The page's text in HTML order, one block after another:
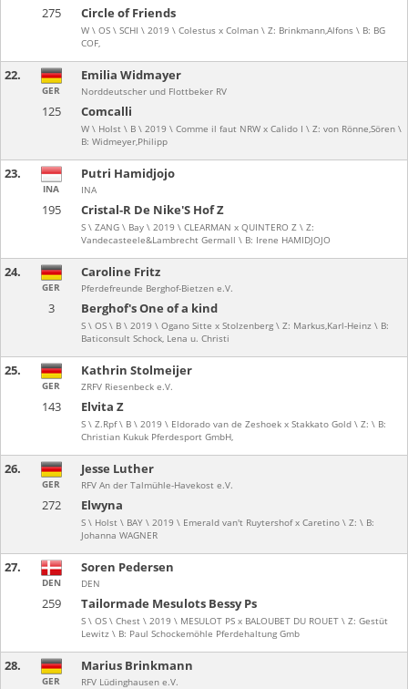
275 Circle of Friends
W \ OS \ SCHI \ 2019 \ Colestus x Colman \ Z: Brinkmann,Alfons \ B: BG
COF,
22.
125 Comcalli
W \ Holst \ B \ 2019 \ Comme il faut NRW x Calido I \ Z: von Rönne,Sören \
B: Widmeyer,Philipp
GER
Emilia Widmayer
Norddeutscher und Flottbeker RV
23.
195 Cristal-R De Nike'S Hof Z
S \ ZANG \ Bay \ 2019 \ CLEARMAN x QUINTERO Z \ Z:
Vandecasteele&Lambrecht Germall \ B: Irene HAMIDJOJO
INA
Putri Hamidjojo
INA
24.
3 Berghof's One of a kind
S \ OS \ B \ 2019 \ Ogano Sitte x Stolzenberg \ Z: Markus,Karl-Heinz \ B:
Baticonsult Schock, Lena u. Christi
GER
Caroline Fritz
Pferdefreunde Berghof-Bietzen e.V.
25.
143 Elvita Z
S \ Z.Rpf \ B \ 2019 \ Eldorado van de Zeshoek x Stakkato Gold \ Z: \ B:
Christian Kukuk Pferdesport GmbH,
GER
Kathrin Stolmeijer
ZRFV Riesenbeck e.V.
26.
272 Elwyna
S \ Holst \ BAY \ 2019 \ Emerald van't Ruytershof x Caretino \ Z: \ B:
Johanna WAGNER
GER
Jesse Luther
RFV An der Talmühle-Havekost e.V.
27.
259 Tailormade Mesulots Bessy Ps
S \ OS \ Chest \ 2019 \ MESULOT PS x BALOUBET DU ROUET \ Z: Gestüt
Lewitz \ B: Paul Schockemöhle Pferdehaltung Gmb
DEN
Soren Pedersen
DEN
28.
GER
Marius Brinkmann
RFV Lüdinghausen e.V.